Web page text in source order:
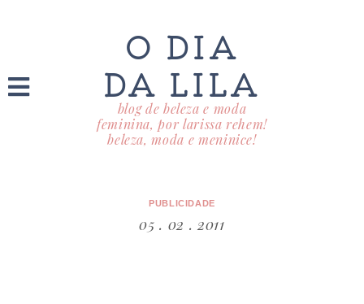
O DIA
DA LILA
blog de beleza e moda
feminina, por larissa rehem!
beleza, moda e meninice!
PUBLICIDADE
05 . 02 . 2011